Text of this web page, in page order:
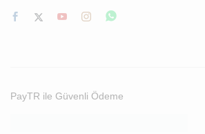
PayTR ile Güvenli Ödeme